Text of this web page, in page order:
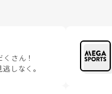
さん！
しなく。